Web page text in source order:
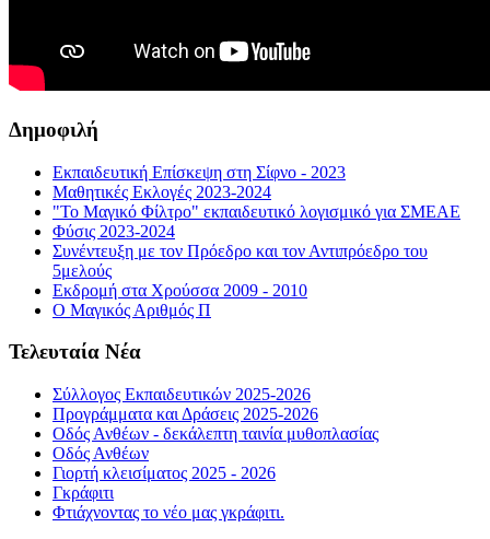
Δημοφιλή
Εκπαιδευτική Επίσκεψη στη Σίφνο - 2023
Μαθητικές Εκλογές 2023-2024
"Το Μαγικό Φίλτρο" εκπαιδευτικό λογισμικό για ΣΜΕΑΕ
Φύσις 2023-2024
Συνέντευξη με τον Πρόεδρο και τον Αντιπρόεδρο του
5μελούς
Εκδρομή στα Χρούσσα 2009 - 2010
Ο Μαγικός Αριθμός Π
Τελευταία Νέα
Σύλλογος Εκπαιδευτικών 2025-2026
Προγράμματα και Δράσεις 2025-2026
Οδός Ανθέων - δεκάλεπτη ταινία μυθοπλασίας
Οδός Ανθέων
Γιορτή κλεισίματος 2025 - 2026
Γκράφιτι
Φτιάχνοντας το νέο μας γκράφιτι.